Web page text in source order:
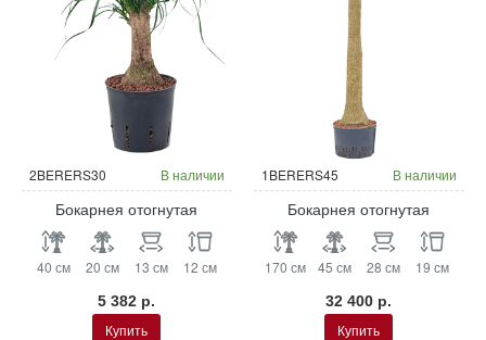
Гидропоника
2BERERS30 В наличии
Бокарнея отогнутая
40 см 20 см 13 см 12 см
5 382 р.
Купить
Гидропоника
1BERERS45 В наличии
Бокарнея отогнутая
170 см 45 см 28 см 19 см
32 400 р.
Купить